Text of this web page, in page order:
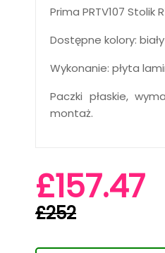
Prima PRTV107 Stolik
Dostępne kolory:
Wykonanie: płyta
Paczki płaskie,
montaż.
£157.47
£252